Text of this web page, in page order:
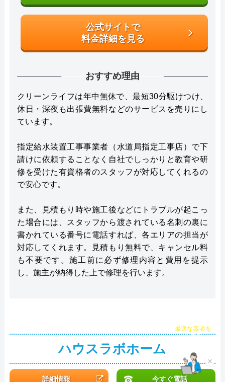
公式サイトで
料金詳細を見る
おすすめ理由
クリーンライフは年中無休で、最短30分駆けつけ、
休日・深夜も出張費無料などのサービスを売りにし
ています。
指定給水装置工事事業者（水道局指定工事店）で下
請けに依頼することなく自社でしっかりと教育や研
修を受けた有資格者のスタッフが対応してくれるの
で安心です。
また、見積もり時や施工後などにトラブルが起こっ
た場合には、スタッフから渡されている名刺の裏に
書かれている番号に電話すれば、各エリアの担当が
対応してくれます。見積もり無料で、キャンセル料
も不要です。施工前に必ず修理内容と費用を提示
し、施主が納得した上で修理を行います。
ハウスラボホーム
詳細情報 今すぐ電話
×
チャット診断で
最適な業者を